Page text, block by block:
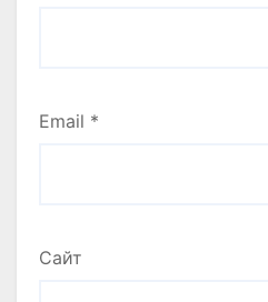
Email *
Сайт